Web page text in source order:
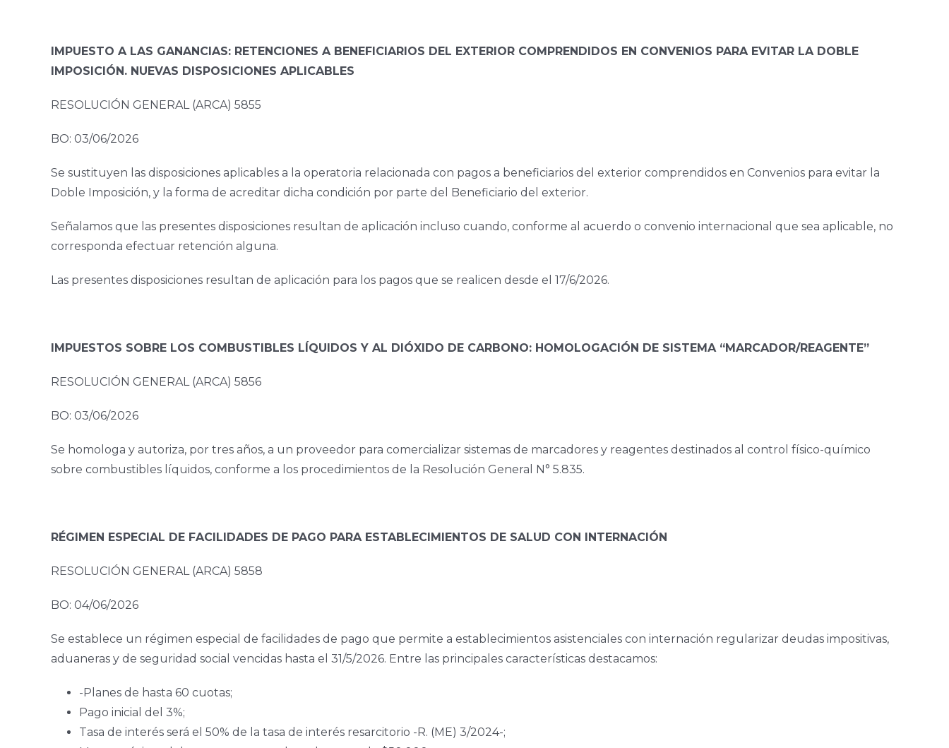
IMPUESTO A LAS GANANCIAS: RETENCIONES A BENEFICIARIOS DEL EXTERIOR COMPRENDIDOS EN CONVENIOS PARA EVITAR LA DOBLE
IMPOSICIÓN. NUEVAS DISPOSICIONES APLICABLES
RESOLUCIÓN GENERAL (ARCA) 5855
BO: 03/06/2026
Se sustituyen las disposiciones aplicables a la operatoria relacionada con pagos a beneficiarios del exterior comprendidos en Convenios para evitar la
Doble Imposición, y la forma de acreditar dicha condición por parte del Beneficiario del exterior.
Señalamos que las presentes disposiciones resultan de aplicación incluso cuando, conforme al acuerdo o convenio internacional que sea aplicable, no
corresponda efectuar retención alguna.
Las presentes disposiciones resultan de aplicación para los pagos que se realicen desde el 17/6/2026.
IMPUESTOS SOBRE LOS COMBUSTIBLES LÍQUIDOS Y AL DIÓXIDO DE CARBONO: HOMOLOGACIÓN DE SISTEMA “MARCADOR/REAGENTE”
RESOLUCIÓN GENERAL (ARCA) 5856
BO: 03/06/2026
Se homologa y autoriza, por tres años, a un proveedor para comercializar sistemas de marcadores y reagentes destinados al control físico-químico
sobre combustibles líquidos, conforme a los procedimientos de la Resolución General N° 5.835.
RÉGIMEN ESPECIAL DE FACILIDADES DE PAGO PARA ESTABLECIMIENTOS DE SALUD CON INTERNACIÓN
RESOLUCIÓN GENERAL (ARCA) 5858
BO: 04/06/2026
Se establece un régimen especial de facilidades de pago que permite a establecimientos asistenciales con internación regularizar deudas impositivas,
aduaneras y de seguridad social vencidas hasta el 31/5/2026. Entre las principales características destacamos:
-Planes de hasta 60 cuotas;
Pago inicial del 3%;
Tasa de interés será el 50% de la tasa de interés resarcitorio -R. (ME) 3/2024-;